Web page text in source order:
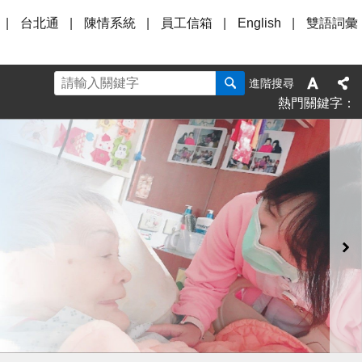
台北通 陳情系統 員工信箱 English 雙語詞彙
進階搜尋
熱門關鍵字